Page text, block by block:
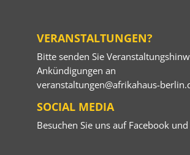
VERANSTALTUNGEN?
Bitte senden Sie
Ankündigungen an
veranstaltungen@afrikahaus-
SOCIAL MEDIA
Besuchen Sie uns auf Facebookund